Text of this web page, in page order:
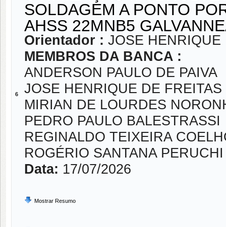
6
SOLDAGEM A PONTO
AHSS 22MNB5
Orientador : JOSE HENRIQUE
MEMBROS DA BANCA :
ANDERSON PAULO DE PAIVA
JOSE HENRIQUE DE FREITAS
MIRIAN DE LOURDES
PEDRO PAULO BALESTRASSI
REGINALDO TEIXEIRA
ROGÉRIO SANTANA PERUCHI
Data: 17/07/2026
Mostrar Resumo